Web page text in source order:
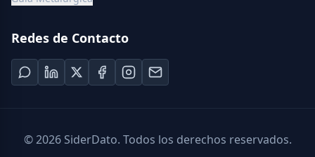
Redes de Contacto
©2026SiderDato. Todos los derechos reservados.